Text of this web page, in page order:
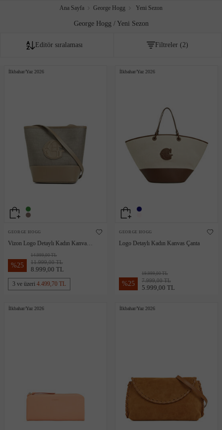
Ana Sayfa George Hogg Yeni Sezon
George Hogg / Yeni Sezon
Editör sıralaması
İndirim oranına göre
Çok satanlar
Yeni Eklenenler
Filtreler(2)
İlkbahar/Yaz 2026
GEORGE HOGG
Vizon Logo Detaylı Kadın Kanvas
%25
14.999,00 TL
11.999,00 TL
8.999,00 TL
3 ve üzeri 4.499,70 TL
İlkbahar/Yaz 2026
GEORGE HOGG
Logo Detaylı Kadın Kanvas Çanta
%25
19.999,00 TL
7.999,00 TL
5.999,00 TL
İlkbahar/Yaz 2026 İlkbahar/Yaz 2026